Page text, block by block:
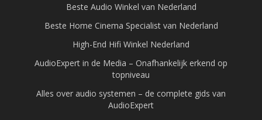
Beste Audio Winkel van Nederland
Beste Home Cinema Specialist van Nederland
High-End Hifi Winkel Nederland
AudioExpert in de Media – Onafhankelijk erkend op
topniveau
Alles over audio systemen – de complete gids van
AudioExpert